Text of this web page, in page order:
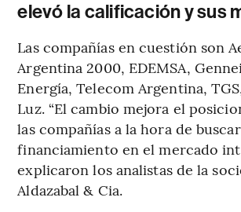
elevó la calificación y sus
Las compañías en cuestión son
Argentina 2000, EDEMSA,
Energía, Telecom Argentina,
Luz. “El cambio mejora el
las compañías a la hora de buscar
financiamiento en el mercado
explicaron los analistas de la
Aldazabal & Cia.